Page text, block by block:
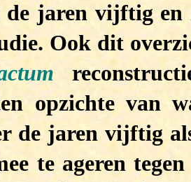
jaren vijftig en
Ook dit
opzichte van
de jaren vijftig
te ageren